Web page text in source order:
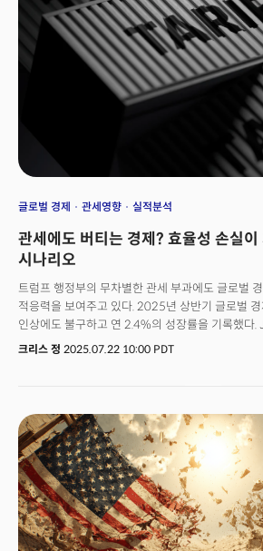
비교해도 훨씬 직설적이라는 분석 때문이다.
세계경제전망에서 주식 밸류에이션이 "여전히 높
풀릴" 가능성을 조심스럽게 언급했다. 그러나 몇
연준은 긴급 0.5%포인트의 급격한 금리 인하로 대
경고가 IMF에서만 나온것이 아니라는 점이다. 이
시장 조정" 위험을 공식 경고했고 유럽중앙은행 정
공개적으로 표명했다. 호주중앙은행도 이달 시장
한 달 전 정책회의에서 "갑작스럽고 급격한 가격
제롬 파월 연준 의장 역시 지난 9월 시장이 "고평
글로벌 경제 관세영향 실적분석
관세에도 버티는 경제? 효율성 손실이
시나리오
트럼프 행정부의 무차별한 관세 부과에도 글로벌
적응력을 보여주고 있다. 2025년 상반기 글로벌
인상에도 불구하고 연 2.4%의 성장률을 기록했다.
장기 추세와 거의 동일한 수준이다. 무역량은 활발
기업들은 팬데믹 기간 동안 학습한 공급망 방어 전
흡수하고 있다. 피터슨 국제 경제 연구소의 마커스
혼란스러웠던 정책과 상황으로 인해 기업들이 도
있다고 분석했다.실제 많은 국제 기업들이 이미 주
생산에 더 많이 의존하고 있다. 독일 팬 제조업체
유로 규모로, 미국에 세 번째 공장 건설을 계획하고
CEO는 "일부 미국 고객들이 높은 미국 관세에 직
대체하기 위해 미국에서 더 많은 생산을 현지화해
크리스 정 2025.07.22 10:00 PDT